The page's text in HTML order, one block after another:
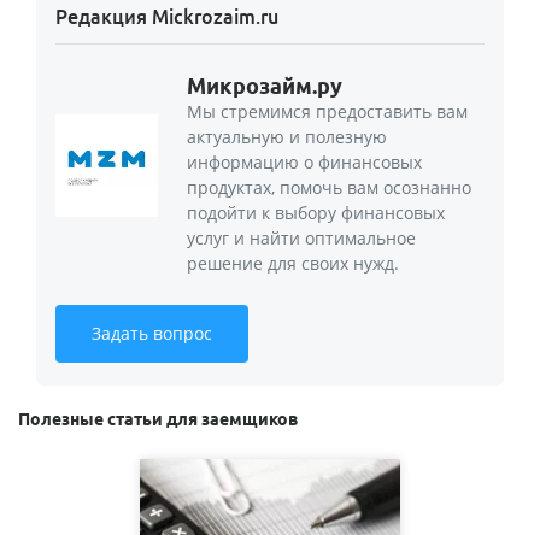
Редакция Mickrozaim.ru
Микрозайм.ру
Мы стремимся предоставить вам
актуальную и полезную
информацию о финансовых
продуктах, помочь вам осознанно
подойти к выбору финансовых
услуг и найти оптимальное
решение для своих нужд.
Задать вопрос
Полезные статьи для заемщиков